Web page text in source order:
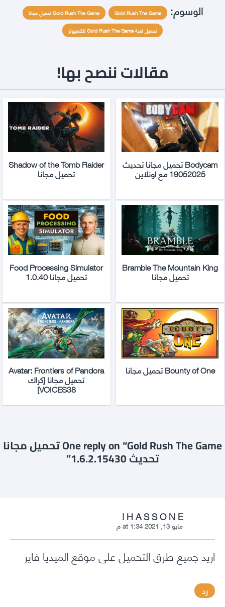
الوسوم: Gold Rush The Game
Gold Rush The Game تحميل مجانا
تحميل لعبة Gold Rush The Game للكمبيوتر
مقالات ننصح بها!
Bodycam تحميل مجانا تحديث
19052025 مع اونلاين
Shadow of the Tomb Raider
تحميل مجانا
Bramble The Mountain King
تحميل مجانا
Food Processing Simulator
تحميل مجانا 1.0.40
Bounty of One تحميل مجانا Avatar: Frontiers of Pandora
تحميل مجانا [كراك
VOICES38]
One reply on “Gold Rush The Game تحميل مجانا
تحديث 1.6.2.15430”
H A S S O N E !
مايو 13, 2021 at 1:34 م
اريد جميع طرق التحميل على موقع الميديا فاير
رد